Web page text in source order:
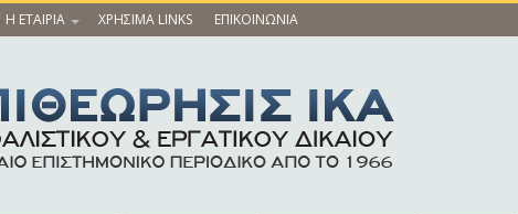
Η ΕΤΑΙΡΙΑ ΧΡΗΣΙΜΑ LINKS ΕΠΙΚΟΙΝΩΝΙΑ